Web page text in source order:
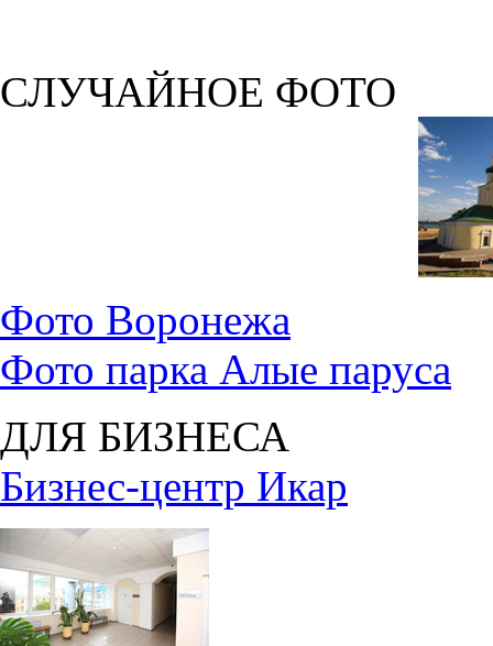
СЛУЧАЙНОЕ ФОТО
Фото Воронежа
Фото парка Алые паруса
ДЛЯ БИЗНЕСА
Бизнес-центр Икар